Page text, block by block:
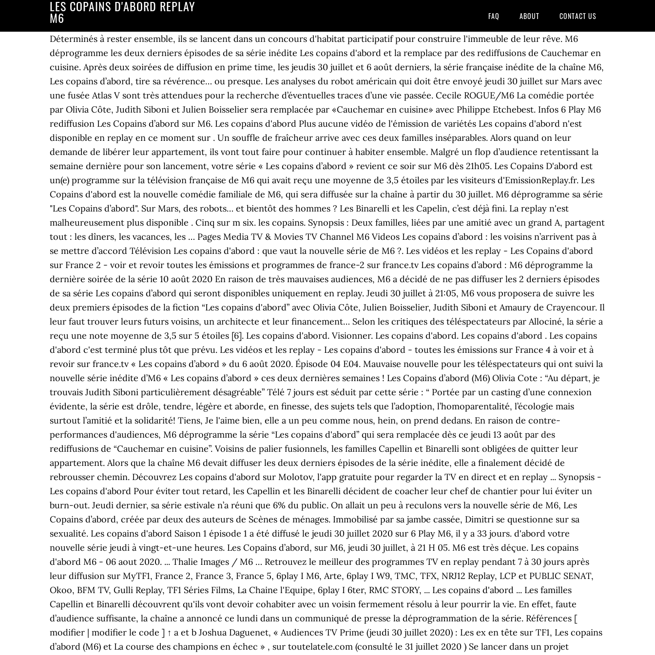
LES COPAINS D'ABORD REPLAY
M6 FAQ ABOUT CONTACT US
Déterminés à rester ensemble, ils se lancent dans un concours d'habitat participatif pour construire l'immeuble de leur rêve. M6
déprogramme les deux derniers épisodes de sa série inédite Les copains d'abord et la remplace par des rediffusions de Cauchemar en
cuisine. Après deux soirées de diffusion en prime time, les jeudis 30 juillet et 6 août derniers, la série française inédite de la chaîne M6,
Les copains d’abord, tire sa révérence… ou presque. Les analyses du robot américain qui doit être envoyé jeudi 30 juillet sur Mars avec
une fusée Atlas V sont très attendues pour la recherche d’éventuelles traces d’une vie passée. Cecile ROGUE/M6 La comédie portée
par Olivia Côte, Judith Siboni et Julien Boisselier sera remplacée par «Cauchemar en cuisine» avec Philippe Etchebest. Infos 6 Play M6
rediffusion Les Copains d’abord sur M6. Les copains d'abord Plus aucune vidéo de l'émission de variétés Les copains d'abord n'est
disponible en replay en ce moment sur . Un souffle de fraîcheur arrive avec ces deux familles inséparables. Alors quand on leur
demande de libérer leur appartement, ils vont tout faire pour continuer à habiter ensemble. Malgré un flop d’audience retentissant la
semaine dernière pour son lancement, votre série « Les copains d’abord » revient ce soir sur M6 dès 21h05. Les Copains D'abord est
un(e) programme sur la télévision française de M6 qui avait reçu une moyenne de 3,5 étoiles par les visiteurs d'EmissionReplay.fr. Les
Copains d'abord est la nouvelle comédie familiale de M6, qui sera diffusée sur la chaîne à partir du 30 juillet. M6 déprogramme sa série
"Les Copains d’abord". Sur Mars, des robots… et bientôt des hommes ? Les Binarelli et les Capelin, c’est déjà fini. La replay n'est
malheureusement plus disponible . Cinq sur m six. les copains. Synopsis : Deux familles, liées par une amitié avec un grand A, partagent
tout : les dîners, les vacances, les … Pages Media TV & Movies TV Channel M6 Videos Les copains d’abord : les voisins n’arrivent pas à
se mettre d’accord Télévision Les copains d'abord : que vaut la nouvelle série de M6 ?. Les vidéos et les replay - Les Copains d'abord
sur France 2 - voir et revoir toutes les émissions et programmes de france-2 sur france.tv Les copains d’abord : M6 déprogramme la
dernière soirée de la série 10 août 2020 En raison de très mauvaises audiences, M6 a décidé de ne pas diffuser les 2 derniers épisodes
de sa série Les copains d’abord qui seront disponibles uniquement en replay. Jeudi 30 juillet à 21:05, M6 vous proposera de suivre les
deux premiers épisodes de la fiction “Les copains d'abord” avec Olivia Côte, Julien Boisselier, Judith Siboni et Amaury de Crayencour. Il
leur faut trouver leurs futurs voisins, un architecte et leur financement… Selon les critiques des téléspectateurs par Allociné, la série a
reçu une note moyenne de 3,5 sur 5 étoiles [6]. Les copains d'abord. Visionner. Les copains d'abord. Les copains d'abord . Les copains
d'abord c'est terminé plus tôt que prévu. Les vidéos et les replay - Les copains d'abord - toutes les émissions sur France 4 à voir et à
revoir sur france.tv « Les copains d’abord » du 6 août 2020. Épisode 04 E04. Mauvaise nouvelle pour les téléspectateurs qui ont suivi la
nouvelle série inédite d’M6 « Les copains d’abord » ces deux dernières semaines ! Les Copains d’abord (M6) Olivia Cote : “Au départ, je
trouvais Judith Siboni particulièrement désagréable” Télé 7 jours est séduit par cette série : “ Portée par un casting d’une connexion
évidente, la série est drôle, tendre, légère et aborde, en finesse, des sujets tels que l’adoption, l’homoparentalité, l’écologie mais
surtout l’amitié et la solidarité! Tiens, Je l'aime bien, elle a un peu comme nous, hein, on prend dedans. En raison de contre-
performances d'audiences, M6 déprogramme la série “Les copains d'abord” qui sera remplacée dès ce jeudi 13 août par des
rediffusions de “Cauchemar en cuisine”. Voisins de palier fusionnels, les familles Capellin et Binarelli sont obligées de quitter leur
appartement. Alors que la chaîne M6 devait diffuser les deux derniers épisodes de la série inédite, elle a finalement décidé de
rebrousser chemin. Découvrez Les copains d'abord sur Molotov, l'app gratuite pour regarder la TV en direct et en replay ... Synopsis -
Les copains d'abord Pour éviter tout retard, les Capellin et les Binarelli décident de coacher leur chef de chantier pour lui éviter un
burn-out. Jeudi dernier, sa série estivale n’a réuni que 6% du public. On allait un peu à reculons vers la nouvelle série de M6, Les
Copains d’abord, créée par deux des auteurs de Scènes de ménages. Immobilisé par sa jambe cassée, Dimitri se questionne sur sa
sexualité. Les copains d'abord Saison 1 épisode 1 a été diffusé le jeudi 30 juillet 2020 sur 6 Play M6, il y a 33 jours. d'abord votre
nouvelle série jeudi à vingt-et-une heures. Les Copains d’abord, sur M6, jeudi 30 juillet, à 21 H 05. M6 est très déçue. Les copains
d'abord M6 - 06 aout 2020. ... Thalie Images / M6 … Retrouvez le meilleur des programmes TV en replay pendant 7 à 30 jours après
leur diffusion sur MyTF1, France 2, France 3, France 5, 6play I M6, Arte, 6play I W9, TMC, TFX, NRJ12 Replay, LCP et PUBLIC SENAT,
Okoo, BFM TV, Gulli Replay, TF1 Séries Films, La Chaine l'Equipe, 6play I 6ter, RMC STORY, ... Les copains d'abord ... Les familles
Capellin et Binarelli découvrent qu'ils vont devoir cohabiter avec un voisin fermement résolu à leur pourrir la vie. En effet, faute
d’audience suffisante, la chaîne a annoncé ce lundi dans un communiqué de presse la déprogrammation de la série. Références [
modifier | modifier le code ] ↑ a et b Joshua Daguenet, « Audiences TV Prime (jeudi 30 juillet 2020) : Les ex en tête sur TF1, Les copains
d’abord (M6) et La course des champions en échec » , sur toutelatele.com (consulté le 31 juillet 2020 ) Se lancer dans un projet